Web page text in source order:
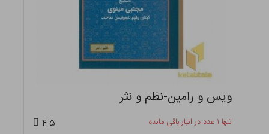
ویس و رامین-نظم و نثر
تنها ۱ عدد در انبار باقی مانده ۴.۵